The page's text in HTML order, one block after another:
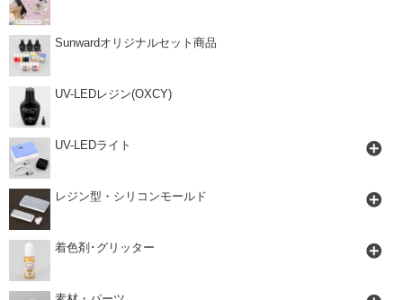
Sunwardオリジナルセット商品
UV-LEDレジン(OXCY)
UV-LEDライト
レジン型・シリコンモールド
着色剤･グリッター